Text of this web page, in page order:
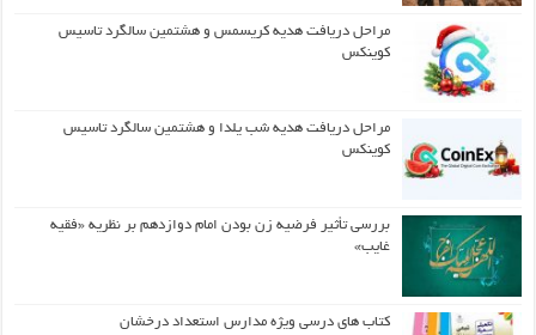
مراحل دریافت هدیه کریسمس و هشتمین سالگرد تاسیس
کوینکس
مراحل دریافت هدیه شب یلدا و هشتمین سالگرد تاسیس
کوینکس
بررسی تأثیر فرضیه زن بودن امام دوازدهم بر نظریه «فقیه
غایب»
کتاب های درسی ویژه مدارس استعداد درخشان